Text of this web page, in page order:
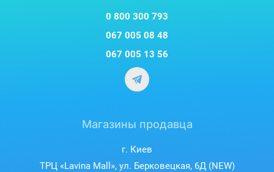
0 800 300 793
067 005 08 48
067 005 13 56
Магазины продавца
г. Киев
ТРЦ «Lavina Mall», ул. Берковецкая, 6Д (NEW)